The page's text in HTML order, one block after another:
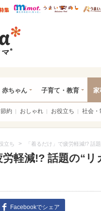
* ウレぴあ総研 ディズニー
mimot. うま
赤ちゃん 子育て・教育 家
約 おしゃれ お役立ち 社会・
立ち > 「着るだけ」で疲労軽減!? 話
労軽減!? 話題の“
Facebookでシェア